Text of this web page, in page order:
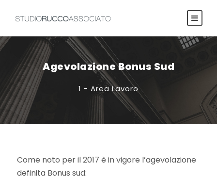
Agevolazione Bonus Sud
1 - Area Lavoro
Come noto per il 2017 è in vigore l’agevolazione
definita Bonus sud: